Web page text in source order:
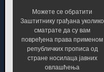
Можете се обратити
Заштитнику грађана уколико
сматрате да су вам
повређена права применом
републичких прописа од
стране носилаца јавних
овлашћења